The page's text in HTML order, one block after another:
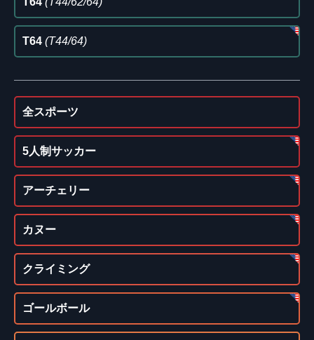
T64 (T44/64)
全スポーツ
5人制サッカー
アーチェリー
カヌー
クライミング
ゴールボール